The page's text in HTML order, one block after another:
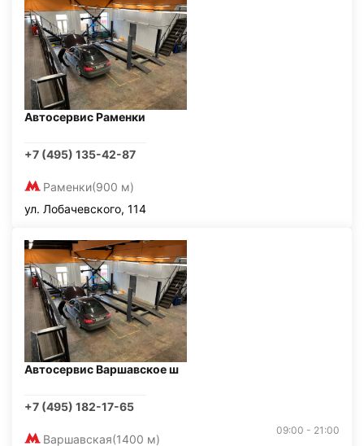
Автосервис Раменки
+7 (495) 135-42-87
Раменки(900 м)
ул. Лобачевского, 114
Автосервис Варшавское ш
+7 (495) 182-17-65
Варшавская(1400 м)
09:00 - 21:00